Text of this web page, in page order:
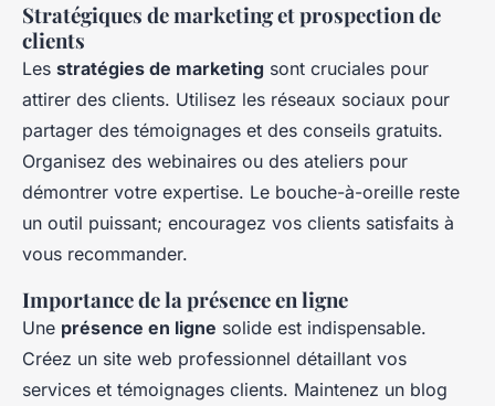
Stratégiques de marketing et prospection de
clients
Les stratégies de marketing sont cruciales pour
attirer des clients. Utilisez les réseaux sociaux pour
partager des témoignages et des conseils gratuits.
Organisez des webinaires ou des ateliers pour
démontrer votre expertise. Le bouche-à-oreille reste
un outil puissant; encouragez vos clients satisfaits à
vous recommander.
Importance de la présence en ligne
Une présence en ligne solide est indispensable.
Créez un site web professionnel détaillant vos
services et témoignages clients. Maintenez un blog